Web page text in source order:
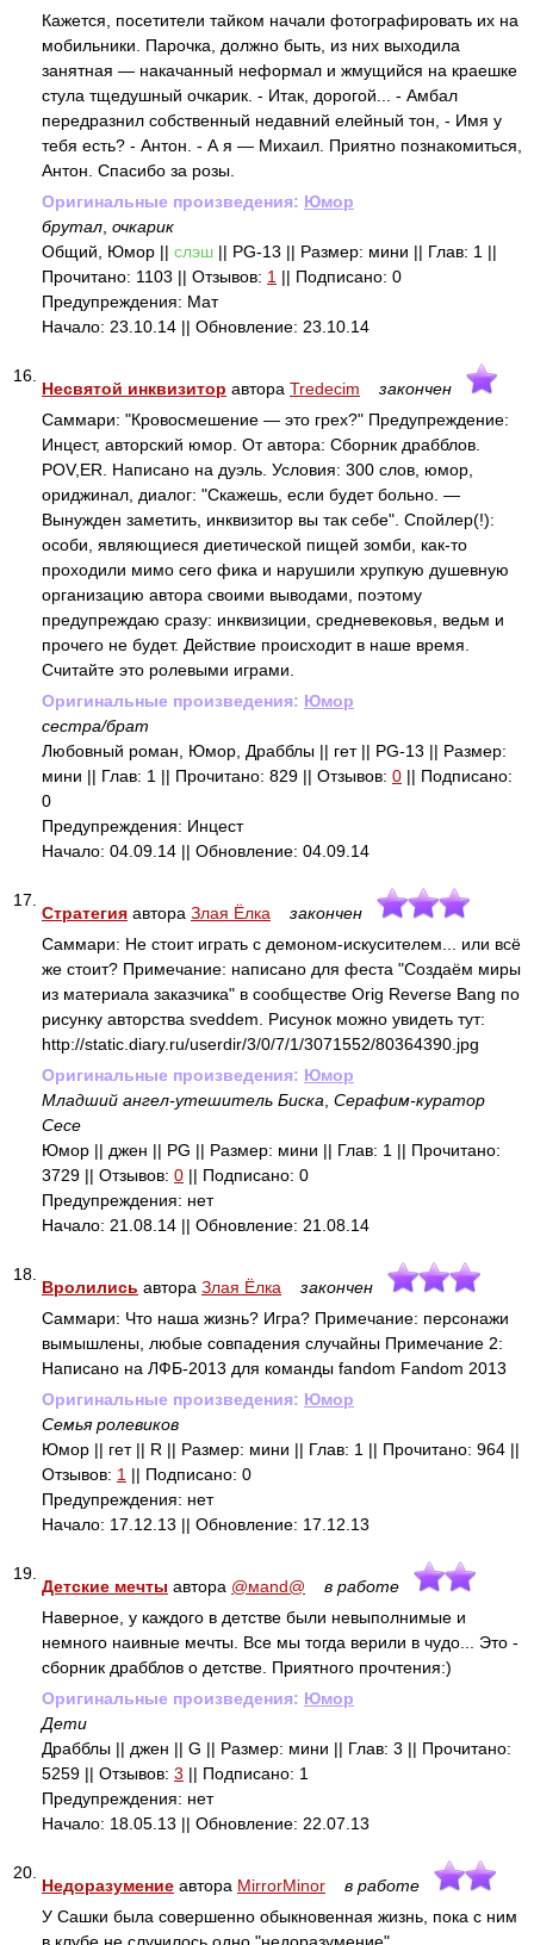
Кажется, посетители тайком начали фотографировать их на
мобильники. Парочка, должно быть, из них выходила
занятная — накачанный неформал и жмущийся на краешке
стула тщедушный очкарик. - Итак, дорогой... - Амбал
передразнил собственный недавний елейный тон, - Имя у
тебя есть? - Антон. - А я — Михаил. Приятно познакомиться,
Антон. Спасибо за розы.
Оригинальные произведения: Юмор
брутал очкарик
Общий, Юмор || слэш || PG-13 || Размер: мини || Глав: 1 ||
Прочитано: 1103 || Отзывов: 1 || Подписано: 0
Предупреждения: Мат
Начало: 23.10.14 || Обновление: 23.10.14
16.
Несвятой инквизитор автора Tredecim
закончен
Саммари: "Кровосмешение — это грех?" Предупреждение:
Инцест, авторский юмор. От автора: Сборник драбблов.
POV,ER. Написано на дуэль. Условия: 300 слов, юмор,
ориджинал, диалог: "Скажешь, если будет больно. —
Вынужден заметить, инквизитор вы так себе". Спойлер(!):
особи, являющиеся диетической пищей зомби, как-то
проходили мимо сего фика и нарушили хрупкую душевную
организацию автора своими выводами, поэтому
предупреждаю сразу: инквизиции, средневековья, ведьм и
прочего не будет. Действие происходит в наше время.
Считайте это ролевыми играми.
Оригинальные произведения: Юмор
сестра/брат
Любовный роман, Юмор, Драбблы || гет || PG-13 || Размер:
мини || Глав: 1 || Прочитано: 829 || Отзывов: 0 || Подписано:
0
Предупреждения: Инцест
Начало: 04.09.14 || Обновление: 04.09.14
17.
Стратегия автора Злая Ёлка
закончен
Саммари: Не стоит играть с демоном-искусителем... или всё
же стоит? Примечание: написано для феста "Создаём миры
из материала заказчика" в сообществе Orig Reverse Bang по
рисунку авторства sveddem. Рисунок можно увидеть тут:
http://static.diary.ru/userdir/3/0/7/1/3071552/80364390.jpg
Оригинальные произведения: Юмор
Младший ангел-утешитель Биска Серафим-куратор
Сесе
Юмор || джен || PG || Размер: мини || Глав: 1 || Прочитано:
3729 || Отзывов: 0 || Подписано: 0
Предупреждения: нет
Начало: 21.08.14 || Обновление: 21.08.14
18.
Вролились автора Злая Ёлка
закончен
Саммари: Что наша жизнь? Игра? Примечание: персонажи
вымышлены, любые совпадения случайны Примечание 2:
Написано на ЛФБ-2013 для команды fandom Fandom 2013
Оригинальные произведения: Юмор
Семья ролевиков
Юмор || гет || R || Размер: мини || Глав: 1 || Прочитано: 964 ||
Отзывов: 1 || Подписано: 0
Предупреждения: нет
Начало: 17.12.13 || Обновление: 17.12.13
19.
Детские мечты автора @мand@
в работе
Наверное, у каждого в детстве были невыполнимые и
немного наивные мечты. Все мы тогда верили в чудо... Это -
сборник драбблов о детстве. Приятного прочтения:)
Оригинальные произведения: Юмор
Дети
Драбблы || джен || G || Размер: мини || Глав: 3 || Прочитано:
5259 || Отзывов: 3 || Подписано: 1
Предупреждения: нет
Начало: 18.05.13 || Обновление: 22.07.13
20.
Недоразумение автора MirrorMinor
в работе
У Сашки была совершенно обыкновенная жизнь, пока с ним